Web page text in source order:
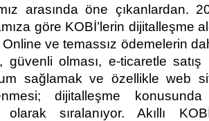
arasında öne çıkanlardan.
göre KOBİ’lerin dijitalleşme
ve temassız ödemelerin
güvenli olması, e-ticaretle
sağlamak ve özellikle web
dijitalleşme
olarak sıralanıyor. Akıllı